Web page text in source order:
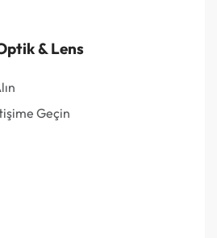
& Lens
Geçin